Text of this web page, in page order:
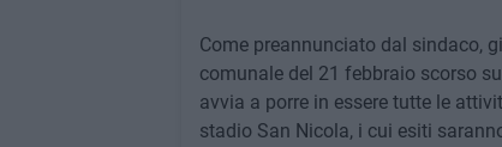
Come preannunciato dal sindaco,
comunale del 21 febbraio scorso
avvia a porre in essere tutte le
stadio San Nicola, i cui esiti